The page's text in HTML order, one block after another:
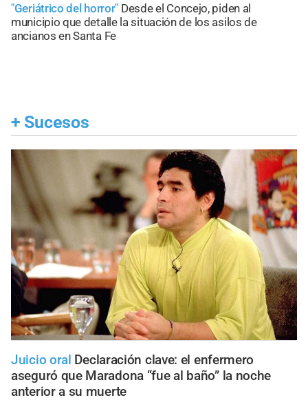
"Geriátrico del horror" Desde el Concejo, piden al
municipio que detalle la situación de los asilos de
ancianos en Santa Fe
+ Sucesos
Juicio oral Declaración clave: el enfermero
aseguró que Maradona “fue al baño” la noche
anterior a su muerte